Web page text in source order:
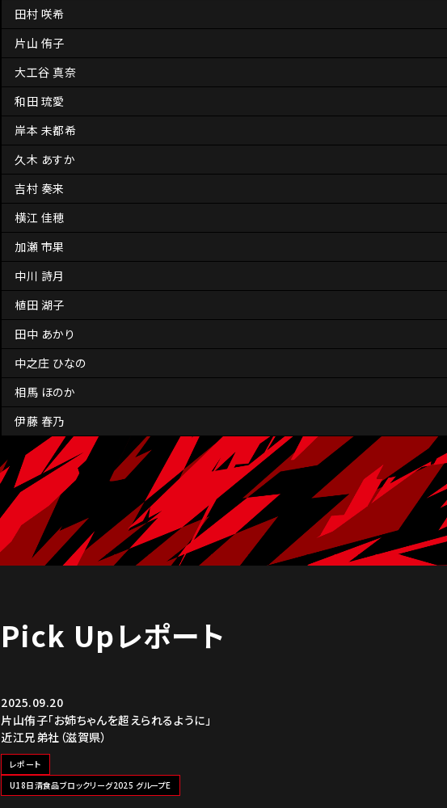
田村 咲希
片山 侑子
大工谷 真奈
和田 琉愛
岸本 未都希
久木 あすか
吉村 奏来
横江 佳穂
加瀬 市果
中川 詩月
植田 湖子
田中 あかり
中之庄 ひなの
相馬 ほのか
伊藤 春乃
Pick Upレポート
2025.09.20
片山侑子「お姉ちゃんを超えられるように」
近江兄弟社（滋賀県）
レポート
U18日清食品ブロックリーグ2025 グループE